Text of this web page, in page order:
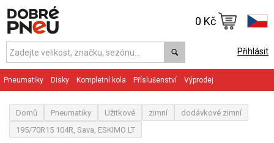
Přihlásit
0 Kč
Pneumatiky Disky Kompletní kola Příslušenství Výprodej
Domů Pneumatiky Užitkové zimní
dodávkové zimní
195/70R15 104R, Sava, ESKIMO LT